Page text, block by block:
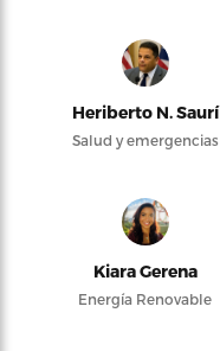
Heriberto N. Saurí
Salud y emergencias
Kiara Gerena
Energía Renovable